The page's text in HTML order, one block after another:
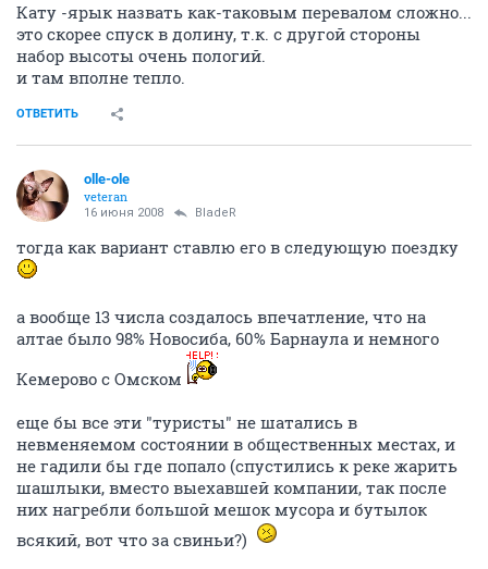
Кату -ярык назвать как-таковым перевалом сложно...
это скорее спуск в долину, т.к. с другой стороны
набор высоты очень пологий.
и там вполне тепло.
ОТВЕТИТЬ
olle-ole
veteran
16 июня 2008 BladeR
тогда как вариант ставлю его в следующую поездку
а вообще 13 числа создалось впечатление, что на
алтае было 98% Новосиба, 60% Барнаула и немного
Кемерово с Омском
еще бы все эти "туристы" не шатались в
невменяемом состоянии в общественных местах, и
не гадили бы где попало (спустились к реке жарить
шашлыки, вместо выехавшей компании, так после
них нагребли большой мешок мусора и бутылок
всякий, вот что за свиньи?)